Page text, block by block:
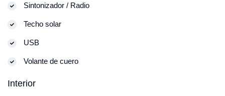
Sintonizador / Radio
Techo solar
USB
Volante de cuero
Interior